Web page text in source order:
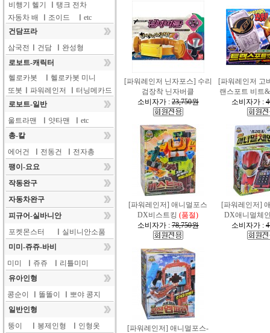
비행기 헬기
탱크 전차
자동차 배
조이드
etc
건담프라
삼국전
건담
완성형
로보트-캐릭터
헬로카봇
헬로카봇 미니
또봇
파워레인저
터닝메카드
로보트-일반
울트라맨
얏타맨
etc
총-칼
에어건
전동건
전자총
팽이-요요
작동완구
자동차완구
피규어-실바니안
포켓몬스터
실비니안소품
미미-쥬쥬-바비
미미
쥬쥬
리틀미미
유아인형
콩순이
똘똘이
뽀야 콩지
일반인형
뚱이
봉제인형
인형옷
[파워레인저 닌자포스] 수리
검장착 닌자버클
소비자가 : 23,750원
[파워레인저 고
랜스포트 비트
소비자가 :
[파워레인저] 애니멀포스
DX비스트킹 (품절)
소비자가 : 78,750원
[파워레인저]
DX애니멀체
소비자가 :
[파워레인저] 애니멀포스-